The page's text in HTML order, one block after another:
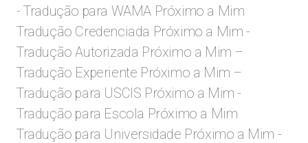
- Tradução para WAMA Próximo a Mim
Tradução Credenciada Próximo a Mim -
Tradução Autorizada Próximo a Mim –
Tradução Experiente Próximo a Mim –
Tradução para USCIS Próximo a Mim -
Tradução para Escola Próximo a Mim
Tradução para Universidade Próximo a Mim -